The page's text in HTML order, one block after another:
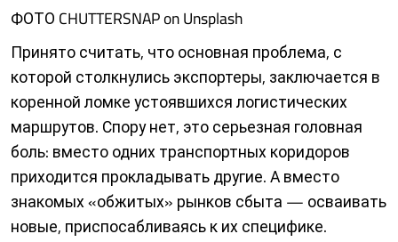
ФОТО CHUTTERSNAP on Unsplash
Принято считать, что основная проблема, с
которой столкнулись экспортеры, заключается в
коренной ломке устоявшихся логистических
маршрутов. Спору нет, это серьезная головная
боль: вместо одних транспортных коридоров
приходится прокладывать другие. А вместо
знакомых «обжитых» рынков сбыта — осваивать
новые, приспосабливаясь к их специфике.